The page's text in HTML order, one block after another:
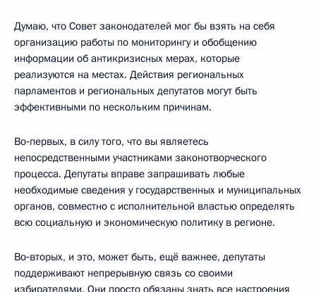
Думаю, что Совет законодателей мог бы взять на себя
организацию работы по мониторингу и обобщению
информации об антикризисных мерах, которые
реализуются на местах. Действия региональных
парламентов и региональных депутатов могут быть
эффективными по нескольким причинам.
Во‑первых, в силу того, что вы являетесь
непосредственными участниками законотворческого
процесса. Депутаты вправе запрашивать любые
необходимые сведения у государственных и муниципальных
органов, совместно с исполнительной властью определять
всю социальную и экономическую политику в регионе.
Во‑вторых, и это, может быть, ещё важнее, депутаты
поддерживают непрерывную связь со своими
избирателями. Они просто обязаны знать все настроения